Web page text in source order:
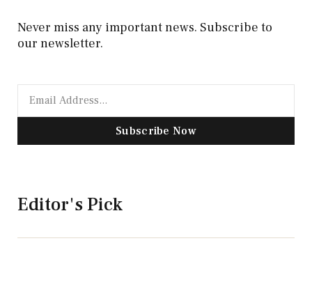
Never miss any important news. Subscribe to
our newsletter.
Subscribe Now
Editor's Pick